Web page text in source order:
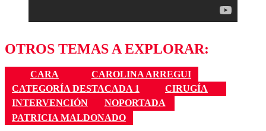
OTROS TEMAS A EXPLORAR:
CARA
CAROLINA ARREGUI
CATEGORÍA DESTACADA 1
CIRUGÍA
INTERVENCIÓN
NOPORTADA
PATRICIA MALDONADO